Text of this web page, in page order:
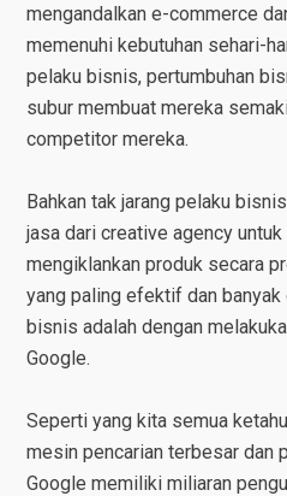
mengandalkan e-commerce
memenuhi kebutuhan sehari-
pelaku bisnis, pertumbuhan
subur membuat mereka
competitor mereka.
Bahkan tak jarang pelaku
jasa dari creative agency
mengiklankan produk secara
yang paling efektif dan
bisnis adalah dengan
Google.
Seperti yang kita semua
mesin pencarian terbesar dan
Google memiliki miliaran